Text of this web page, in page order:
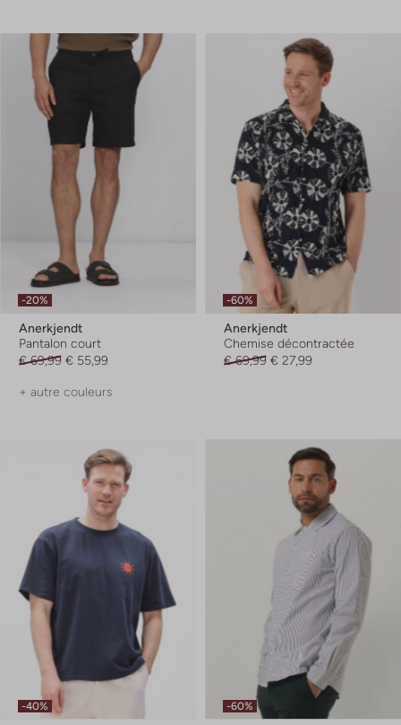
-20%
Anerkjendt
Pantalon court
€ 69,99 € 55,99
+ autre couleurs
-60%
Anerkjendt
Chemise décontractée
€ 69,99 € 27,99
-40% -60%